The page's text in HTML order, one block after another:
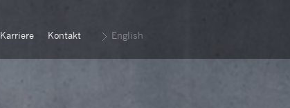
Karriere Kontakt English